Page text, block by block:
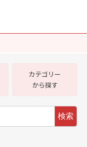
カテゴリー
から探す
検索